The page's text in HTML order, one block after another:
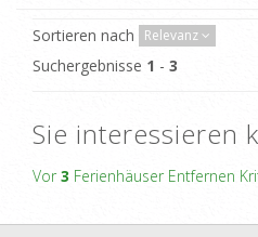
Sortieren nach Relevanz
Suchergebnisse 1 - 3
Sie interessieren
Vor 3 Ferienhäuser Entfernen